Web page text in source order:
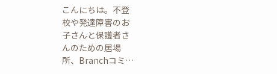
こんにちは。不登
校や発達障害のお
子さんと保護者さ
んのための居場
所、Branchコミ…